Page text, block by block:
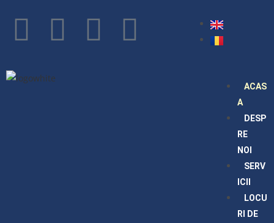
ACAS
A
DESP
RE
NOI
SERV
ICII
LOCU
RI DE